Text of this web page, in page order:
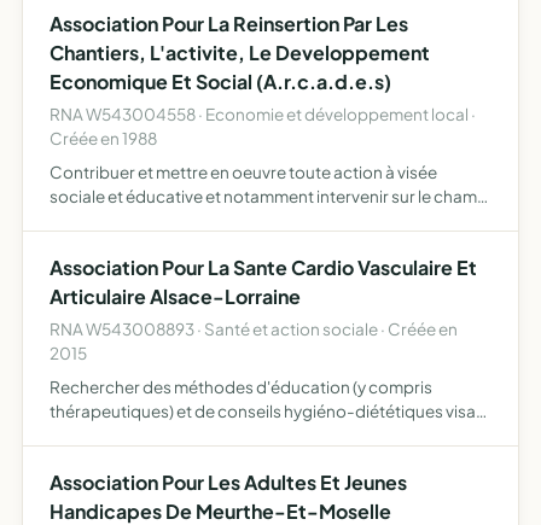
Association Pour La Reinsertion Par Les
Chantiers, L'activite, Le Developpement
Economique Et Social (A.r.c.a.d.e.s)
RNA W543004558 · Economie et développement local ·
Créée en 1988
Contribuer et mettre en oeuvre toute action à visée
sociale et éducative et notamment intervenir sur le champ
Association Pour La Sante Cardio Vasculaire Et
Articulaire Alsace-Lorraine
RNA W543008893 · Santé et action sociale · Créée en
2015
Rechercher des méthodes d'éducation (y compris
thérapeutiques) et de conseils hygiéno-diététiques visant
en lie…
Association Pour Les Adultes Et Jeunes
Handicapes De Meurthe-Et-Moselle